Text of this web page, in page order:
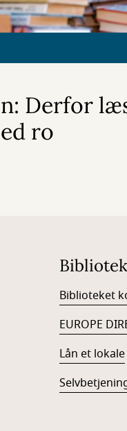
Derfor
ro
Biblioteket
EUROPE
Lån et lokale